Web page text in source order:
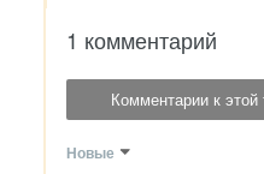
1 комментарий
Комментарии к
Новые